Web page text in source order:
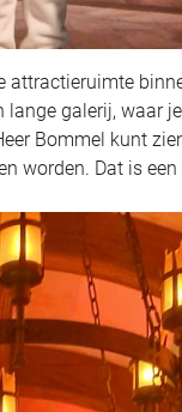
galerij, waar
Bommel kunt
Dat is een